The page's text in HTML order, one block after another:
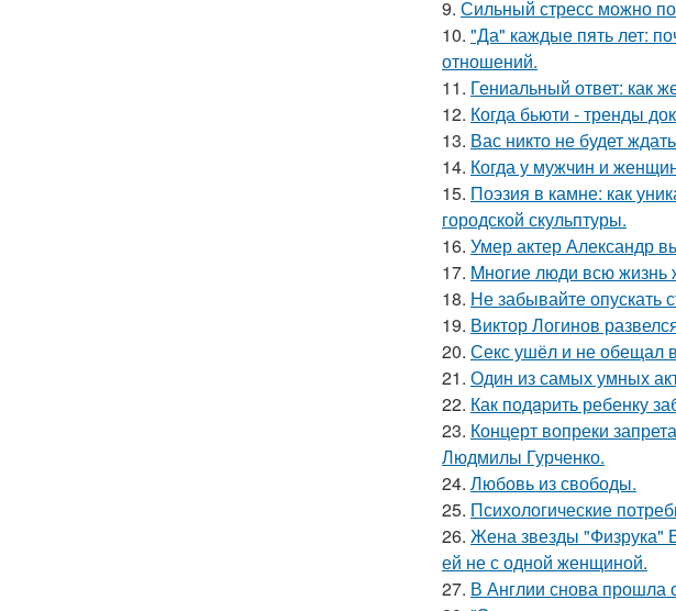
9. Сильный стресс можно
10. "Да" каждые пять лет:
отношений.
11. Гениальный ответ: как
12. Когда бьюти - тренды
13. Вас никто не будет
14. Когда у мужчин и
15. Поэзия в камне: как
городской скульптуры.
16. Умер актер Александр
17. Mногие люди всю жизнь
18. Не забывайте опускать
19. Виктор Логинов
20. Секс ушёл и не обещал
21. Один из самых умных
22. Как подapить ребенку
23. Концерт вопреки
Людмилы Гурченко.
24. Любовь из свободы.
25. Психологические
26. Жена звезды "Физрука"
ей не с одной женщиной.
27. В Англии снова прошла